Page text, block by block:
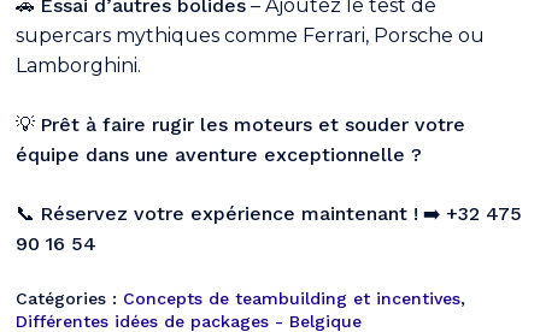
🚗 Essai d’autres bolides – Ajoutez le test de
supercars mythiques comme Ferrari, Porsche ou
Lamborghini.
💡 Prêt à faire rugir les moteurs et souder votre
équipe dans une aventure exceptionnelle ?
📞 Réservez votre expérience maintenant ! ➡️+32 475
90 16 54
Catégories : Concepts de teambuilding et incentives,
Différentes idées de packages - Belgique